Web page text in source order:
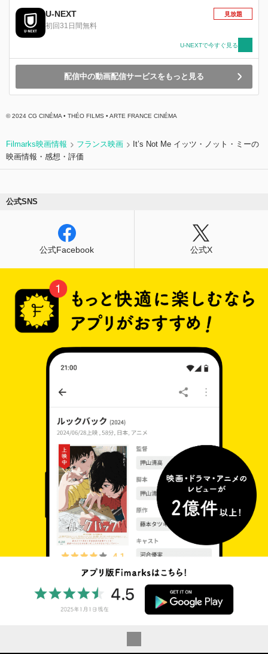
U-NEXT
初回31日間無料
見放題
U-NEXTで今すぐ見る
配信中の動画配信サービスをもっと見る
© 2024 CG CINÉMA • THÉO FILMS • ARTE FRANCE CINÉMA
Filmarks映画情報 フランス映画
It’s Not Me イッツ・ノット・ミーの
映画情報・感想・評価
公式SNS
公式Facebook 公式X